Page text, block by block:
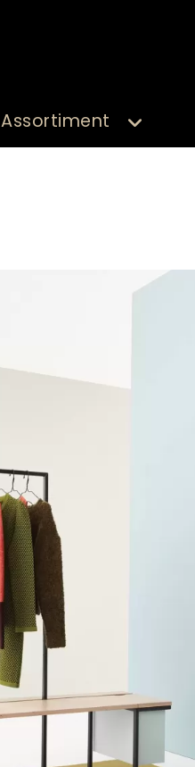
Assortiment